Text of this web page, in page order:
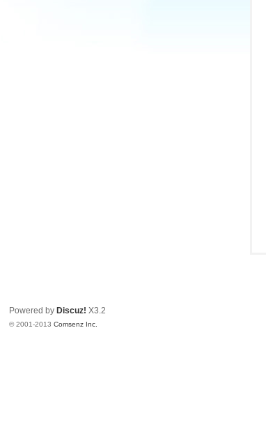
Powered by Discuz! X3.2
© 2001-2013Comsenz Inc.